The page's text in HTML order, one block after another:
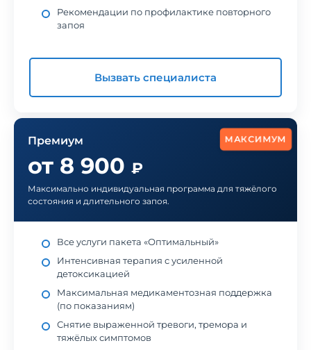
Рекомендации по профилактике повторного
запоя
Вызвать специалиста
МАКСИМУМ
Премиум
от 8 900 ₽
Максимально индивидуальная программа для тяжёлого
состояния и длительного запоя.
Все услуги пакета «Оптимальный»
Интенсивная терапия с усиленной
детоксикацией
Максимальная медикаментозная поддержка
(по показаниям)
Снятие выраженной тревоги, тремора и
тяжёлых симптомов